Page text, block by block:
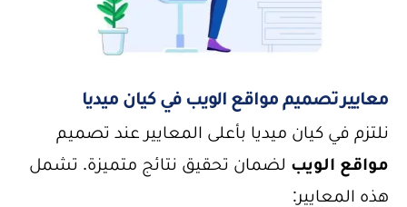
معايير تصميم مواقع الويب في كيان ميديا
نلتزم في كيان ميديا بأعلى المعايير عند تصميم
مواقع الويب لضمان تحقيق نتائج متميزة. تشمل
هذه المعايير: